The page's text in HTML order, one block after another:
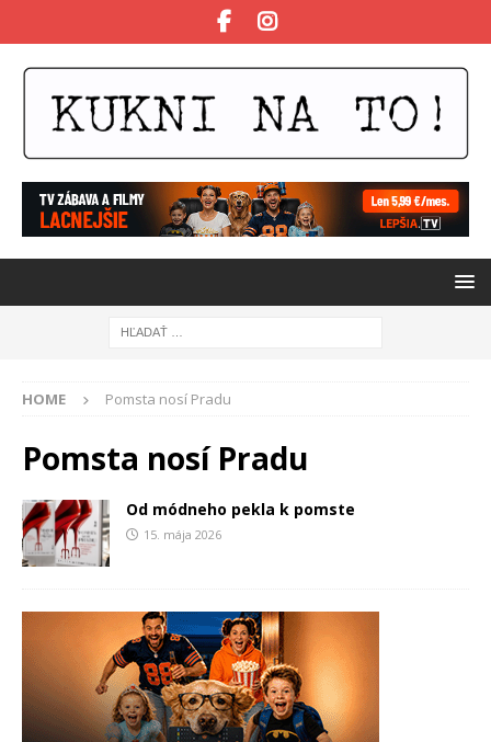
HOME Pomsta nosí Pradu
Pomsta nosí Pradu
Od módneho pekla k pomste
15. mája 2026